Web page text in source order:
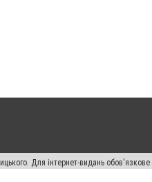
Для інтернет-видань